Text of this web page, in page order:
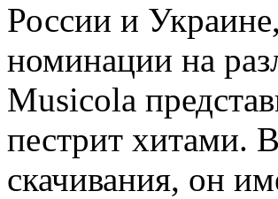
России и
номинации на
Musicola
пестрит хитами.
скачивания, он